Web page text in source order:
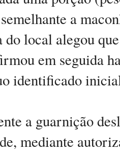
a
local alegou
em seguida
identificado
a guarnição
mediante